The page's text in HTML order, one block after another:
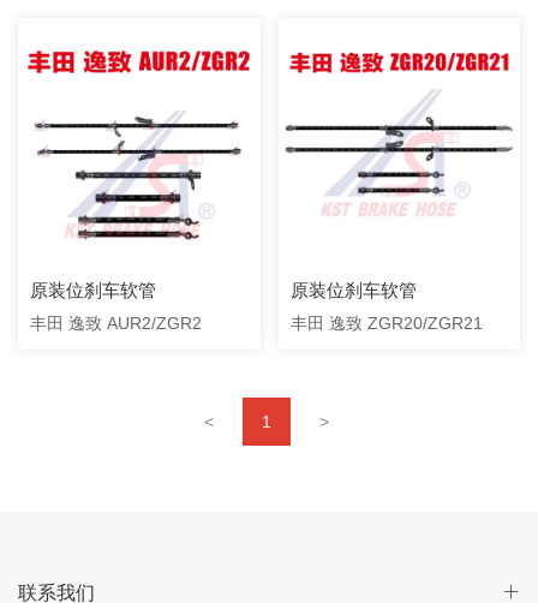
原装位刹车软管
丰田 逸致 AUR2/ZGR2
原装位刹车软管
丰田 逸致 ZGR20/ZGR21
< 1 >
联系我们